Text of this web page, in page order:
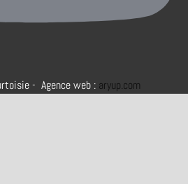
- Agence web : aryup.com